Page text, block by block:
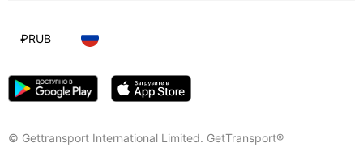
© Gettransport International Limited. GetTransport®
₽RUB